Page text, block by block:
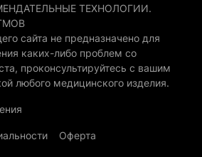
ТЕХНОЛОГИИ.
сайта не предназначено для
каких-либо проблем со
проконсультируйтесь с вашим
любого медицинского изделия.
Оферта